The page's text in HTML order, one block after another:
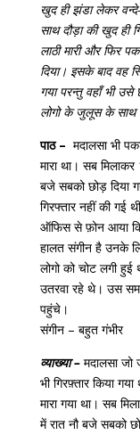
खुद ही झंडा लेकर
साथ दौड़ा की खुद
लाठी मारी और फिर
दिया। इसके बाद वह
गया परन्तु वहाँ भी उसे
लोगो के जुलूस के साथ
पाठ – मदालसा भी
मारा था। सब
बजे सबको छोड़ दिया
गिरफ्तार नहीं की गई
ऑफिस से फ़ोन आया
हालत संगीन है उनके
लोगो को चोट लगी
उतरवा रहे थे। उस
पहुंचे।
संगीन – बहुत गंभीर
व्याख्या –मदालसा जो
भी गिरफ़्तार किया
मारा गया था। सब
में रात नौ बजे सबको